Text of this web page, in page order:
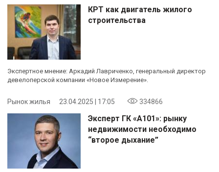
КРТ как двигатель жилого
строительства
Экспертное мнение: Аркадий Лавриченко, генеральный директор
девелоперской компании «Новое Измерение».
Рынок жилья 23.04.2025 | 17:05 334866
Эксперт ГК «А101»: рынку
недвижимости необходимо
“второе дыхание”